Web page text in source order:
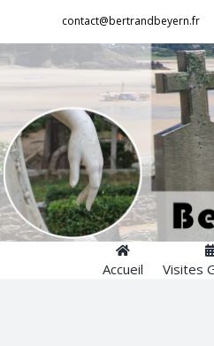
contenu
contact@bertrandbeyern.fr
Accueil Visites